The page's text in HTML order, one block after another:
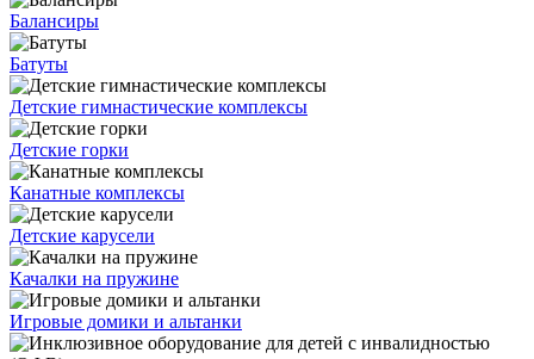
Балансиры
Батуты
Детские гимнастические комплексы
Детские горки
Канатные комплексы
Детские карусели
Качалки на пружине
Игровые домики и альтанки